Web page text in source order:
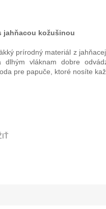
jahňacou kožušinou
prírodný materiál z
vláknam dobre
pre papuče, ktoré nosíte